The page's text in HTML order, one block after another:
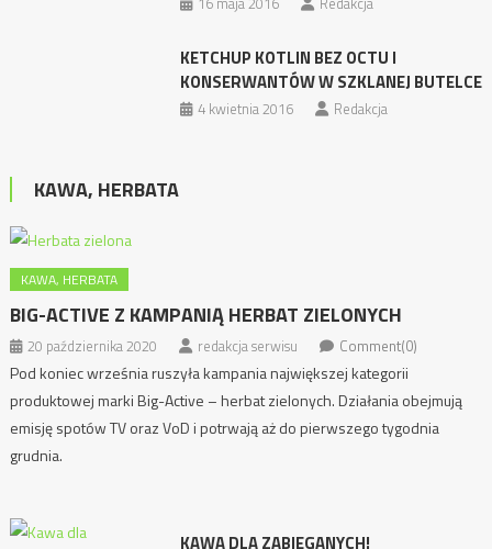
KETCHUP KOTLIN BEZ OCTU I
KONSERWANTÓW W SZKLANEJ BUTELCE
4 kwietnia 2016 Redakcja
KAWA, HERBATA
KAWA, HERBATA
BIG-ACTIVE Z KAMPANIĄ HERBAT ZIELONYCH
20 października 2020 redakcja serwisu Comment(0)
Pod koniec września ruszyła kampania największej kategorii
produktowej marki Big-Active – herbat zielonych. Działania obejmują
emisję spotów TV oraz VoD i potrwają aż do pierwszego tygodnia
grudnia.
KAWA DLA ZABIEGANYCH!